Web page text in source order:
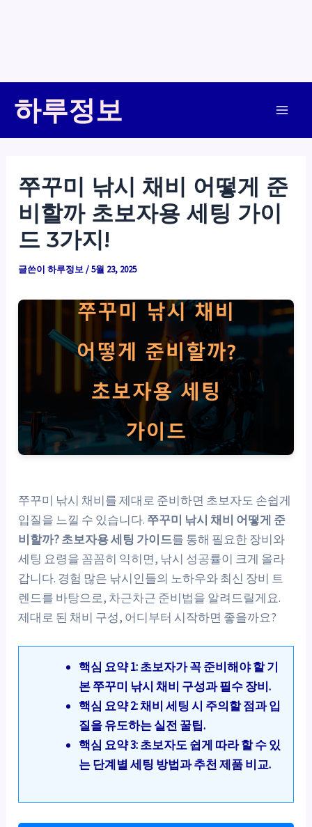
하루정보
쭈꾸미 낚시 채비 어떻게 준
비할까 초보자용 세팅 가이
드 3가지!
글쓴이하루정보/5월 23, 2025
쭈꾸미 낚시 채비를 제대로 준비하면 초보자도 손쉽게
입질을 느낄 수 있습니다. 쭈꾸미 낚시 채비 어떻게 준
비할까? 초보자용 세팅 가이드를 통해 필요한 장비와
세팅 요령을 꼼꼼히 익히면, 낚시 성공률이 크게 올라
갑니다. 경험 많은 낚시인들의 노하우와 최신 장비 트
렌드를 바탕으로, 차근차근 준비법을 알려드릴게요.
제대로 된 채비 구성, 어디부터 시작하면 좋을까요?
핵심 요약 1: 초보자가 꼭 준비해야 할 기
본 쭈꾸미 낚시 채비 구성과 필수 장비.
핵심 요약 2: 채비 세팅 시 주의할 점과 입
질을 유도하는 실전 꿀팁.
핵심 요약 3: 초보자도 쉽게 따라 할 수 있
는 단계별 세팅 방법과 추천 제품 비교.